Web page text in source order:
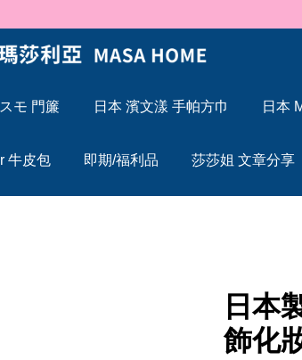
モ 門簾 日本 濱文漾 手帕方巾 日本
牛皮包 即期/福利品 莎莎姐 文章分享
日本
飾化
購物車目前還是空的。